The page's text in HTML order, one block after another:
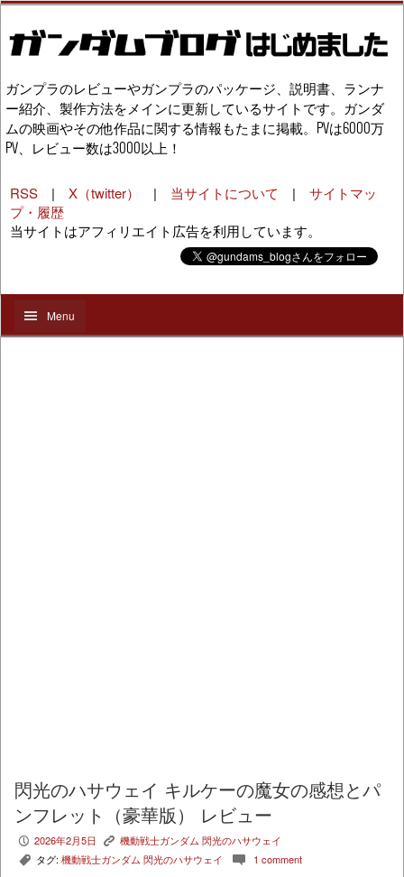
ガンプラのレビューやガンプラのパッケージ、説明書、ランナ
ー紹介、製作方法をメインに更新しているサイトです。ガンダ
ムの映画やその他作品に関する情報もたまに掲載。PVは6000万
PV、レビュー数は3000以上！
RSS | X（twitter） | 当サイトについて | サイトマッ
プ・履歴
当サイトはアフィリエイト広告を利用しています。
Menu
閃光のハサウェイ キルケーの魔女の感想とパ
ンフレット（豪華版） レビュー
P 2026年2月5日 K 機動戦士ガンダム 閃光のハサウェイ
, タグ: 機動戦士ガンダム 閃光のハサウェイ c 1 comment